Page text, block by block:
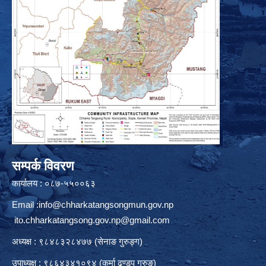
सम्पर्क विवरण
कार्यालय : ०८७-५५००६३
Email :info@chharkatangsongmun.gov.np
ito.chharkatangsong.gov.np@gmail.com
अध्यक्ष : ९८४८३२८४७७ (सेनाङ गुरुङ्ग)
उपाध्यक्ष : ९८६४३४१०९४ (कर्मा ढुण्डुप गुरुङ)